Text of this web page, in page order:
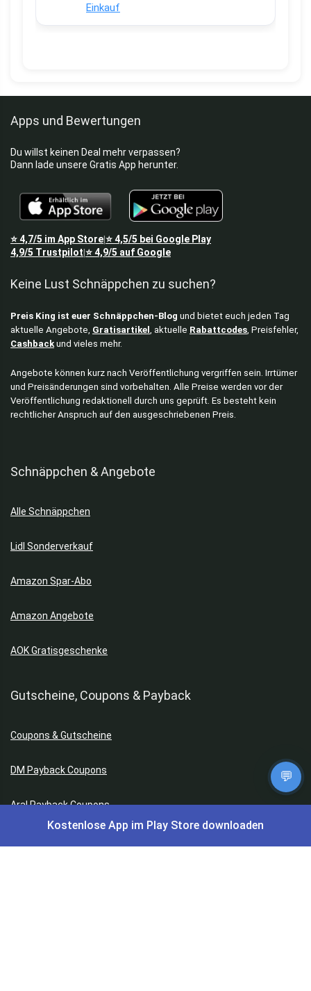
Einkauf
Apps und Bewertungen
Du willst keinen Deal mehr verpassen?
Dann lade unsere Gratis App herunter.
⭐4,7/5 im App Store⭐4,5/5 bei Google Play
4,9/5 Trustpilot ⭐4,9/5 auf Google
Keine Lust Schnäppchen zu suchen?
Preis King ist euer Schnäppchen-Blog und bietet euch jeden Tag
aktuelle Angebote, Gratisartikel , aktuelle Rabattcodes, Preisfehler,
Cashbackund vieles mehr.
Angebote können kurz nach Veröffentlichung vergriffen sein. Irrtümer
und Preisänderungen sind vorbehalten. Alle Preise werden vor der
Veröffentlichung redaktionell durch uns geprüft. Es besteht kein
rechtlicher Anspruch auf den ausgeschriebenen Preis.
Schnäppchen & Angebote
Alle Schnäppchen
Lidl Sonderverkauf
Amazon Spar-Abo
Amazon Angebote
AOK Gratisgeschenke
Gutscheine, Coupons & Payback
Coupons & Gutscheine
DM Payback Coupons
Aral Payback Coupons
💬
Kostenlose App im Play Store downloaden